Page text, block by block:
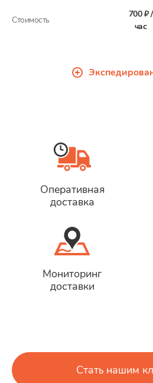
Стоимость
700 ₽ /
час
Оперативная
доставка
Мониторинг
доставки
Стать нашим